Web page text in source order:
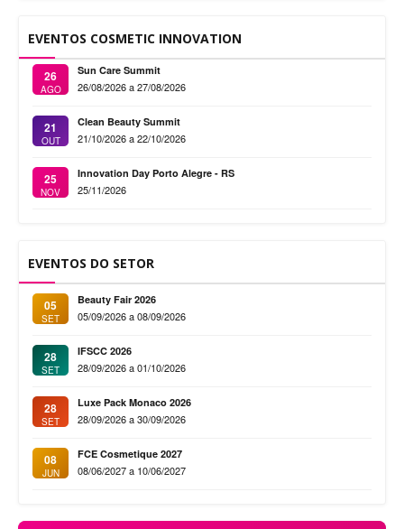
EVENTOS COSMETIC INNOVATION
26
AGO
Sun Care Summit
26/08/2026 a 27/08/2026
21
OUT
Clean Beauty Summit
21/10/2026 a 22/10/2026
25
NOV
Innovation Day Porto Alegre - RS
25/11/2026
EVENTOS DO SETOR
05
SET
Beauty Fair 2026
05/09/2026 a 08/09/2026
28
SET
IFSCC 2026
28/09/2026 a 01/10/2026
28
SET
Luxe Pack Monaco 2026
28/09/2026 a 30/09/2026
08
JUN
FCE Cosmetique 2027
08/06/2027 a 10/06/2027